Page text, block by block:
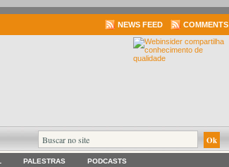
NEWS FEED COMMENTS
PALESTRAS PODCASTS